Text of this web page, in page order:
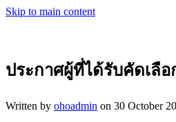
Skip to main content
ประกาศผู้ที่ได้รับคัดเลือ
Written by ohoadmin on 30 October